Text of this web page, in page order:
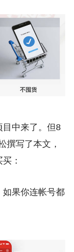
目中来了。但8
撰写了本文，
：
果你连帐号都